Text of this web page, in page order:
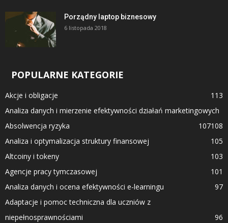
Porządny laptop biznesowy
6 listopada 2018
POPULARNE KATEGORIE
Akcje i obligacje
113
Analiza danych i mierzenie efektywności działań marketingowych
108
Absolwencja ryzyka
107
Analiza i optymalizacja struktury finansowej
105
Altcoiny i tokeny
103
Agencje pracy tymczasowej
101
Analiza danych i ocena efektywności e-learningu
97
Adaptacje i pomoc techniczna dla uczniów z
niepełnosprawnościami
96